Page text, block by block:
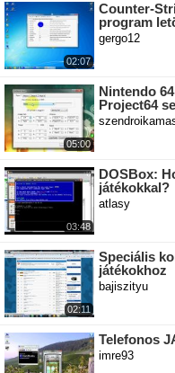
02:07
Counter-
program
gergo12
05:00
Nintendo
Project64
03:48
DOSBox:
játékokkal?
atlasy
02:11
Speciális
játékokhoz
bajiszityu
Telefonos
imre93